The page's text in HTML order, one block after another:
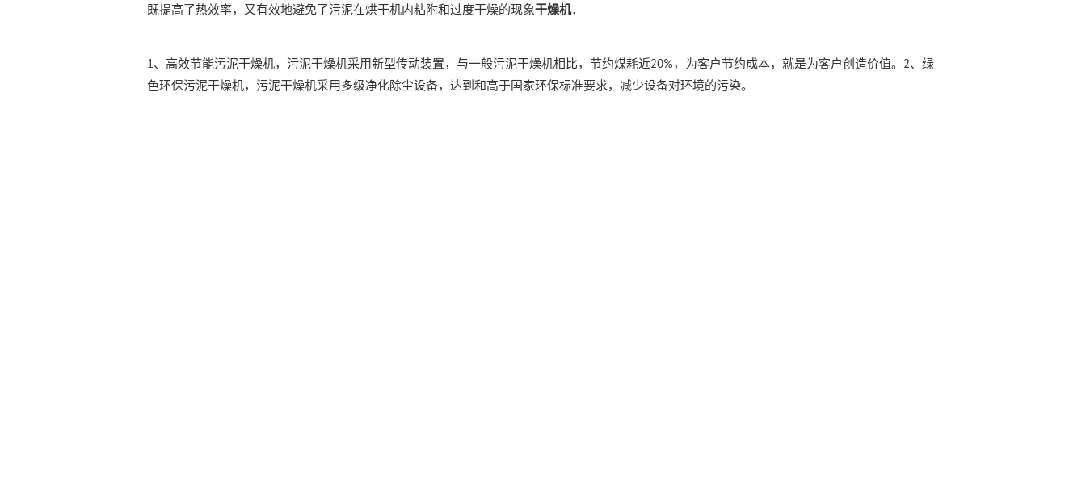
既提高了热效率，又有效地避免了污泥在烘干机内粘附和过度干燥的现象干燥机．
1、高效节能污泥干燥机，污泥干燥机采用新型传动装置，与一般污泥干燥机相比，节约煤耗近20%，为客户节约成本，就是为客户创造价值。2、绿
色环保污泥干燥机，污泥干燥机采用多级净化除尘设备，达到和高于国家环保标准要求，减少设备对环境的污染。